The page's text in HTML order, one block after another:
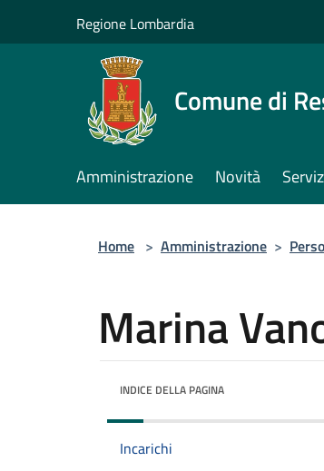
Regione Lombardia
Comune di
Amministrazione Novità
Home > Amministrazione >
Marina
INDICE DELLA PAGINA
Incarichi